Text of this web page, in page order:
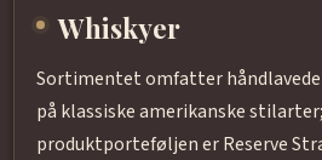
Whiskyer
Sortimentet omfatter
på klassiske amerikanske
produktporteføljen er Reserve